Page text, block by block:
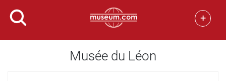
+
Musée du Léon